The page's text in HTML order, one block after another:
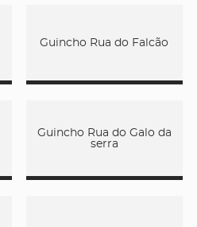
Guincho Rua do Falcão
Guincho Rua do Galo da
serra